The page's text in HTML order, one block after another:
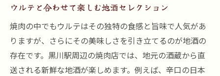
ウルテと合わせて楽しむ地酒セレクション
焼肉の中でもウルテはその独特の食感と旨味で人気があ
りますが、さらにその美味しさを引き立てるのが地酒の
存在です。黒川駅周辺の焼肉店では、地元の酒蔵から直
送される新鮮な地酒が楽しめます。例えば、辛口の日本